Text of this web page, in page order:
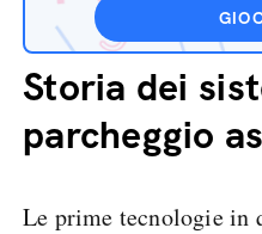
Storia dei
parcheggio
Le prime tecnologie in